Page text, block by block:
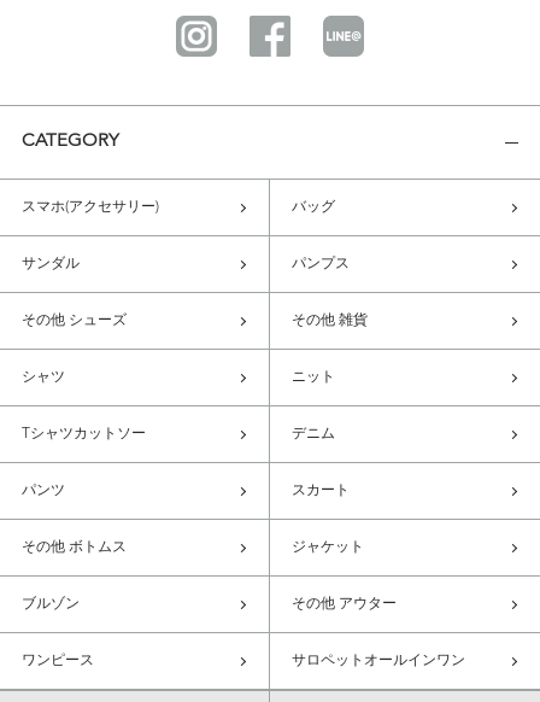
CATEGORY
スマホ(アクセサリー) バッグ
サンダル パンプス
その他 シューズ その他 雑貨
シャツ ニット
Tシャツカットソー デニム
パンツ スカート
その他 ボトムス ジャケット
ブルゾン その他 アウター
ワンピース サロペットオールインワン